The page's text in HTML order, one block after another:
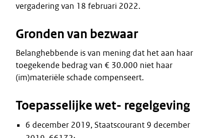
vergadering van 18 februari 2022.
Gronden van bezwaar
Belanghebbende is van mening dat het aan haar
toegekende bedrag van € 30.000 niet haar
(im)materiële schade compenseert.
Toepasselijke wet- regelgeving
6 december 2019, Staatscourant 9 december